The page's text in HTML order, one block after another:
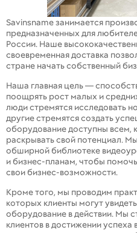
Savinsname занимается
предназначенных для
России. Наше
своевременная доставка
стране начать собственный
Наша главная цель —
поощрять рост малых и
люди стремятся исследовать
другие стремятся создать
оборудование доступны всем,
раскрывать свой потенциал.
обширной библиотеке
и бизнес-планам, чтобы
свои бизнес-возможности.
Кроме того, мы проводим
которых клиенты могут
оборудование в действии. Мы
клиентов в достижении успеха